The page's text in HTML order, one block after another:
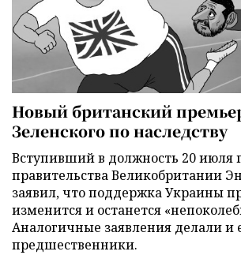
Новый британский
Зеленского по наследству
Вступивший в должность 20 июля
правительства Великобритании
заявил, что поддержка Украины
изменится и останется
Аналогичные заявления делали и
предшественники.